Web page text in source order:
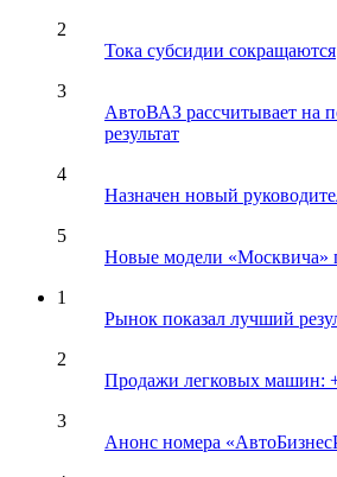
2
Тока субсидии сокращаются
3
АвтоВАЗ рассчитывает на
результат
4
Назначен новый
5
Новые модели «Москвича»
1
Рынок показал лучший
2
Продажи легковых машин:
3
Анонс номера